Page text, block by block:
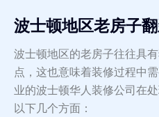
波士顿地区老房子
波士顿地区的老房子往往具
点，这也意味着装修过程中
业的波士顿华人装修公司在
以下几个方面：